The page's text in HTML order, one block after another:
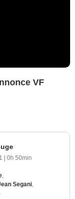
VF
| 0h 50min
Segani